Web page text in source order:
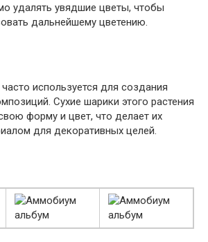
удалять увядшие цветы, чтобы
дальнейшему цветению.
используется для создания
Сухие шарики этого растения
форму и цвет, что делает их
для декоративных целей.